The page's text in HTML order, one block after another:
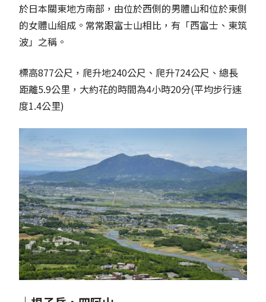
於日本關東地方南部，由位於西側的男體山和位於東側
的女體山組成。常常跟富士山相比，有「西富士、東筑
波」之稱。
標高877公尺，爬升地240公尺、爬升724公尺、總長
距離5.9公里，大約花的時間為4小時20分(平均步行速
度1.4公里)